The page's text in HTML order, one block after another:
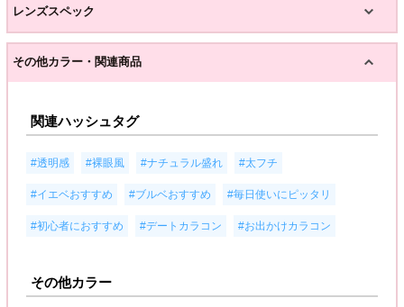
レンズスペック
その他カラー・関連商品
関連ハッシュタグ
#透明感 #裸眼風 #ナチュラル盛れ #太フチ
#イエベおすすめ #ブルベおすすめ #毎日使いにピッタリ
#初心者におすすめ #デートカラコン #お出かけカラコン
その他カラー